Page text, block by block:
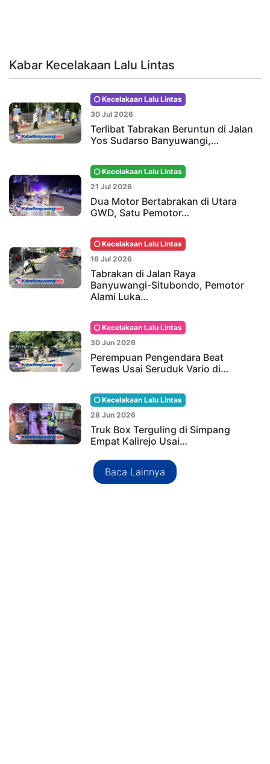
Kabar Kecelakaan Lalu Lintas
Kecelakaan Lalu Lintas
30 Jul 2026
Terlibat Tabrakan Beruntun di Jalan
Yos Sudarso Banyuwangi,…
Kecelakaan Lalu Lintas
21 Jul 2026
Dua Motor Bertabrakan di Utara
GWD, Satu Pemotor…
Kecelakaan Lalu Lintas
16 Jul 2026
Tabrakan di Jalan Raya
Banyuwangi-Situbondo, Pemotor
Alami Luka…
Kecelakaan Lalu Lintas
30 Jun 2026
Perempuan Pengendara Beat
Tewas Usai Seruduk Vario di…
Kecelakaan Lalu Lintas
28 Jun 2026
Truk Box Terguling di Simpang
Empat Kalirejo Usai…
Baca Lainnya